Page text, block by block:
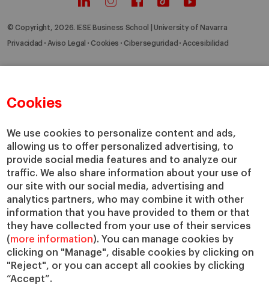
Cookies
We use cookies to personalize content and ads,
allowing us to offer personalized advertising, to
provide social media features and to analyze our
traffic. We also share information about your use of
our site with our social media, advertising and
analytics partners, who may combine it with other
information that you have provided to them or that
they have collected from your use of their services
(more information). You can manage cookies by
clicking on "Manage", disable cookies by clicking on
"Reject", or you can accept all cookies by clicking
“Accept”.
© Copyright, 2026. IESE Business School | University of Navarra
Privacidad Aviso Legal Cookies Ciberseguridad Accesibilidad